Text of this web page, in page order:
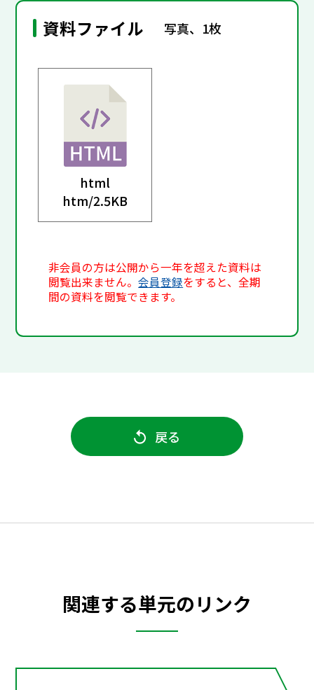
資料ファイル 写真、1枚
html
htm/2.5KB
非会員の方は公開から一年を超えた資料は
閲覧出来ません。会員登録をすると、全期
間の資料を閲覧できます。
戻る
関連する単元のリンク